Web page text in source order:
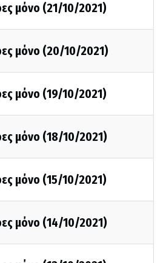
μόνο (21/10/2021)
μόνο (20/10/2021)
μόνο (19/10/2021)
μόνο (18/10/2021)
μόνο (15/10/2021)
μόνο (14/10/2021)